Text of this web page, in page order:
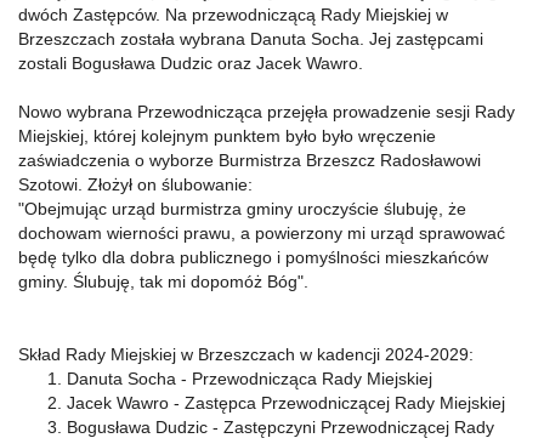
dwóch Zastępców. Na przewodniczącą Rady Miejskiej w
Brzeszczach została wybrana Danuta Socha. Jej zastępcami
zostali Bogusława Dudzic oraz Jacek Wawro.
Nowo wybrana Przewodnicząca przejęła prowadzenie sesji Rady
Miejskiej, której kolejnym punktem było było wręczenie
zaświadczenia o wyborze Burmistrza Brzeszcz Radosławowi
Szotowi. Złożył on ślubowanie:
"Obejmując urząd burmistrza gminy uroczyście ślubuję, że
dochowam wierności prawu, a powierzony mi urząd sprawować
będę tylko dla dobra publicznego i pomyślności mieszkańców
gminy. Ślubuję, tak mi dopomóż Bóg".
Skład Rady Miejskiej w Brzeszczach w kadencji 2024-2029:
Danuta Socha - Przewodnicząca Rady Miejskiej
Jacek Wawro - Zastępca Przewodniczącej Rady Miejskiej
Bogusława Dudzic - Zastępczyni Przewodniczącej Rady